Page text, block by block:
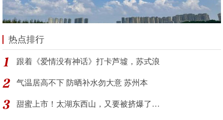
热点排行
跟着《爱情没有神话》打卡芦墟，苏式浪
气温居高不下 防晒补水勿大意 苏州本
甜蜜上市！太湖东西山，又要被挤爆了…